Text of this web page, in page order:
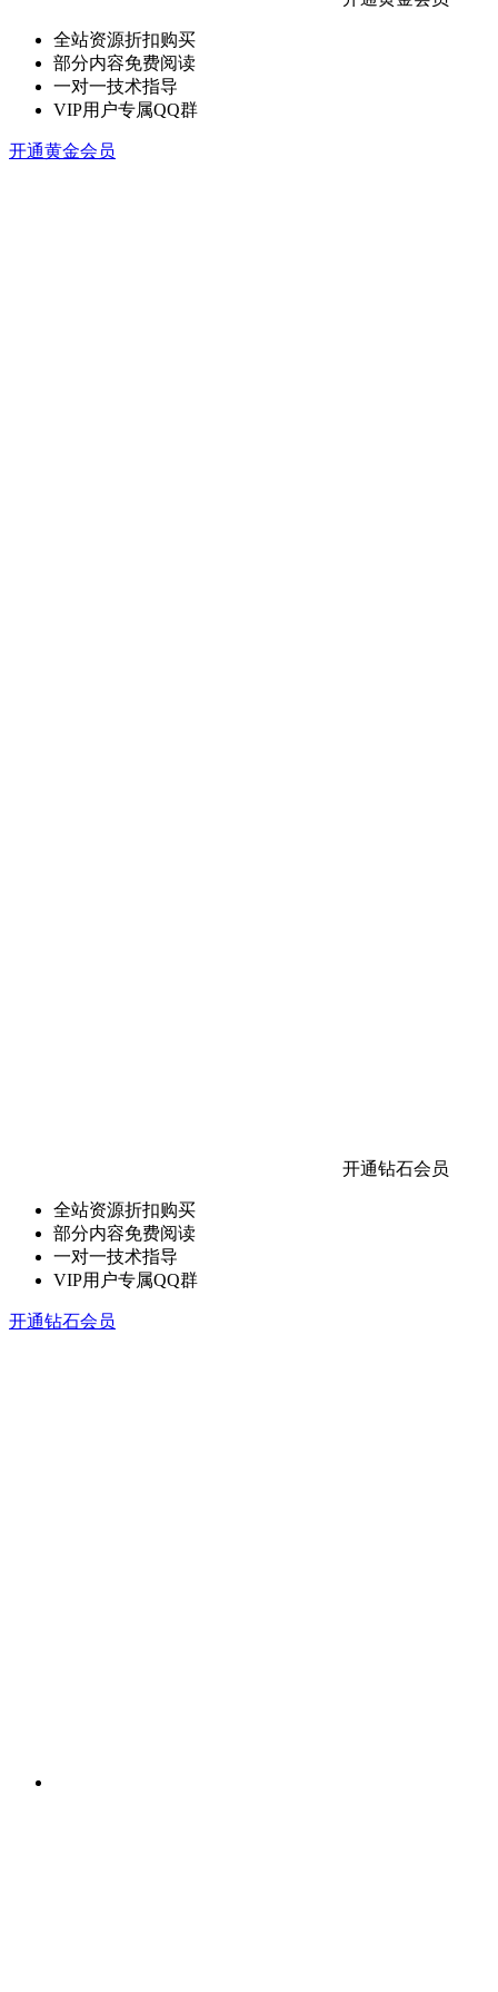
全站资源折扣购买
部分内容免费阅读
一对一技术指导
VIP用户专属QQ群
开通黄金会员
开通钻石会员
全站资源折扣购买
部分内容免费阅读
一对一技术指导
VIP用户专属QQ群
开通钻石会员